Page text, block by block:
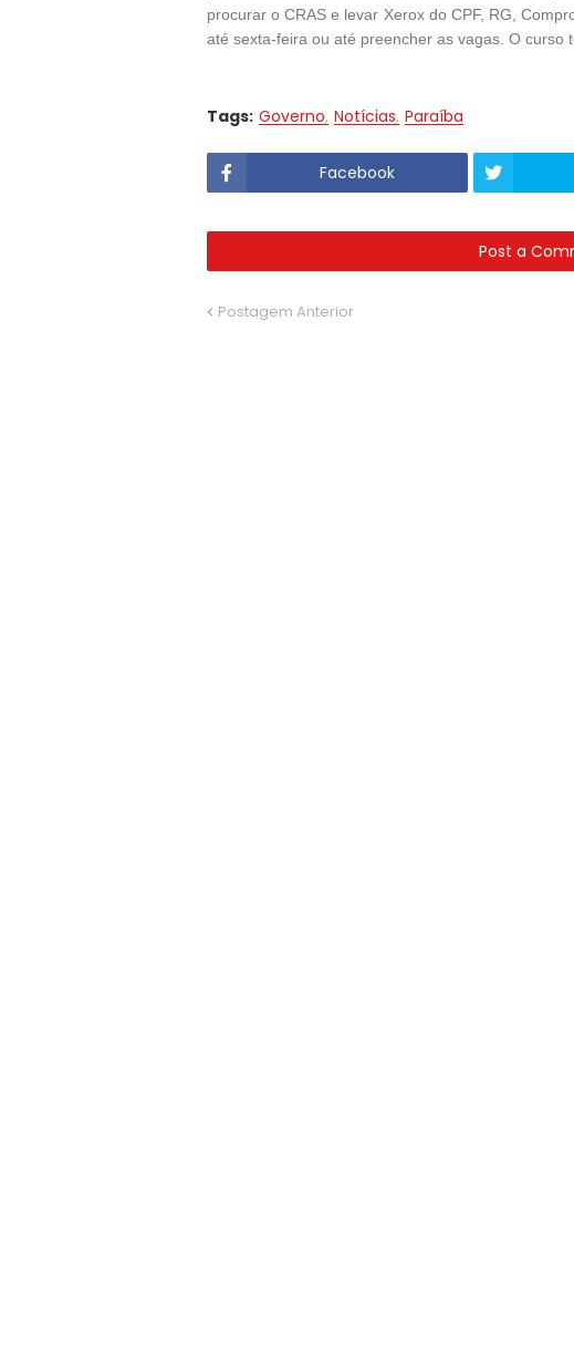
procurar o CRAS e levar Xerox do CPF, RG,
até sexta-feira ou até preencher as vagas. O curso
Tags: Governo Notícias Paraíba
Facebook
Post a
Postagem Anterior